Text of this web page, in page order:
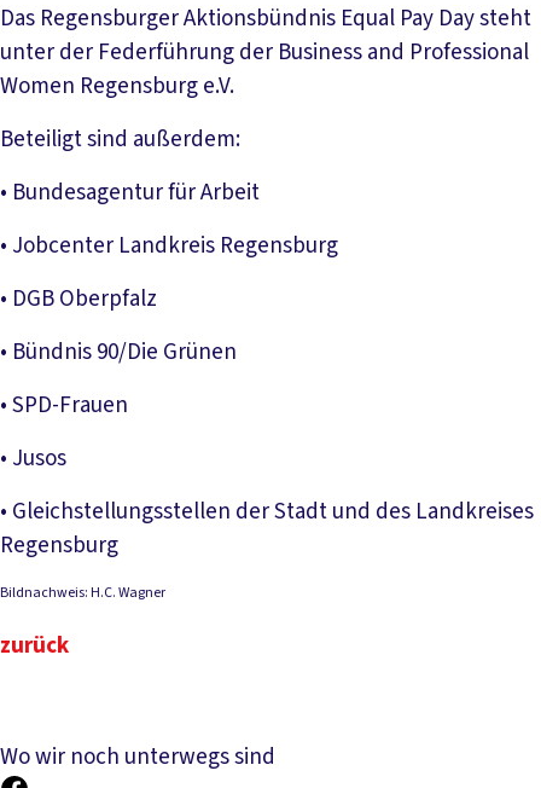
Das Regensburger Aktionsbündnis Equal Pay Day steht
unter der Federführung der Business and Professional
Women Regensburg e.V.
Beteiligt sind außerdem:
• Bundesagentur für Arbeit
• Jobcenter Landkreis Regensburg
• DGB Oberpfalz
• Bündnis 90/Die Grünen
• SPD-Frauen
• Jusos
• Gleichstellungsstellen der Stadt und des Landkreises
Regensburg
Bildnachweis: H.C. Wagner
zurück
Wo wir noch unterwegs sind